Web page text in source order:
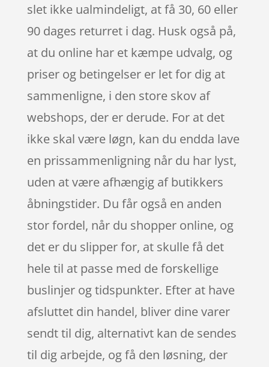
slet ikke ualmindeligt, at få 30, 60 eller
90 dages returret i dag. Husk også på,
at du online har et kæmpe udvalg, og
priser og betingelser er let for dig at
sammenligne, i den store skov af
webshops, der er derude. For at det
ikke skal være løgn, kan du endda lave
en prissammenligning når du har lyst,
uden at være afhængig af butikkers
åbningstider. Du får også en anden
stor fordel, når du shopper online, og
det er du slipper for, at skulle få det
hele til at passe med de forskellige
buslinjer og tidspunkter. Efter at have
afsluttet din handel, bliver dine varer
sendt til dig, alternativt kan de sendes
til dig arbejde, og få den løsning, der